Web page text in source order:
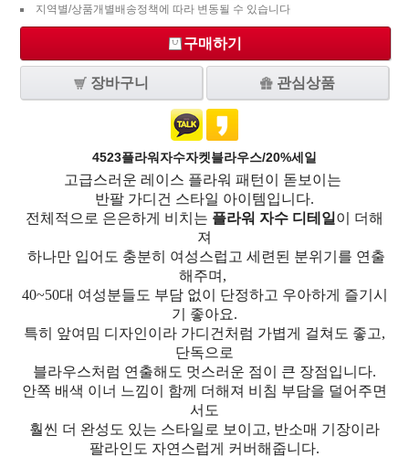
지역별/상품개별배송정책에 따라 변동될 수 있습니다
구매하기
장바구니 관심상품
4523플라워자수자켓블라우스/20%세일
고급스러운 레이스 플라워 패턴이 돋보이는
반팔 가디건 스타일 아이템입니다.
전체적으로 은은하게 비치는 플라워 자수 디테일 이 더해
져
하나만 입어도 충분히 여성스럽고 세련된 분위기를 연출
해주며,
40~50대 여성분들도 부담 없이 단정하고 우아하게 즐기시
기 좋아요.
특히 앞여밈 디자인이라 가디건처럼 가볍게 걸쳐도 좋고,
단독으로
블라우스처럼 연출해도 멋스러운 점이 큰 장점입니다.
안쪽 배색 이너 느낌이 함께 더해져 비침 부담을 덜어주면
서도
훨씬 더 완성도 있는 스타일로 보이고, 반소매 기장이라
팔라인도 자연스럽게 커버해줍니다.